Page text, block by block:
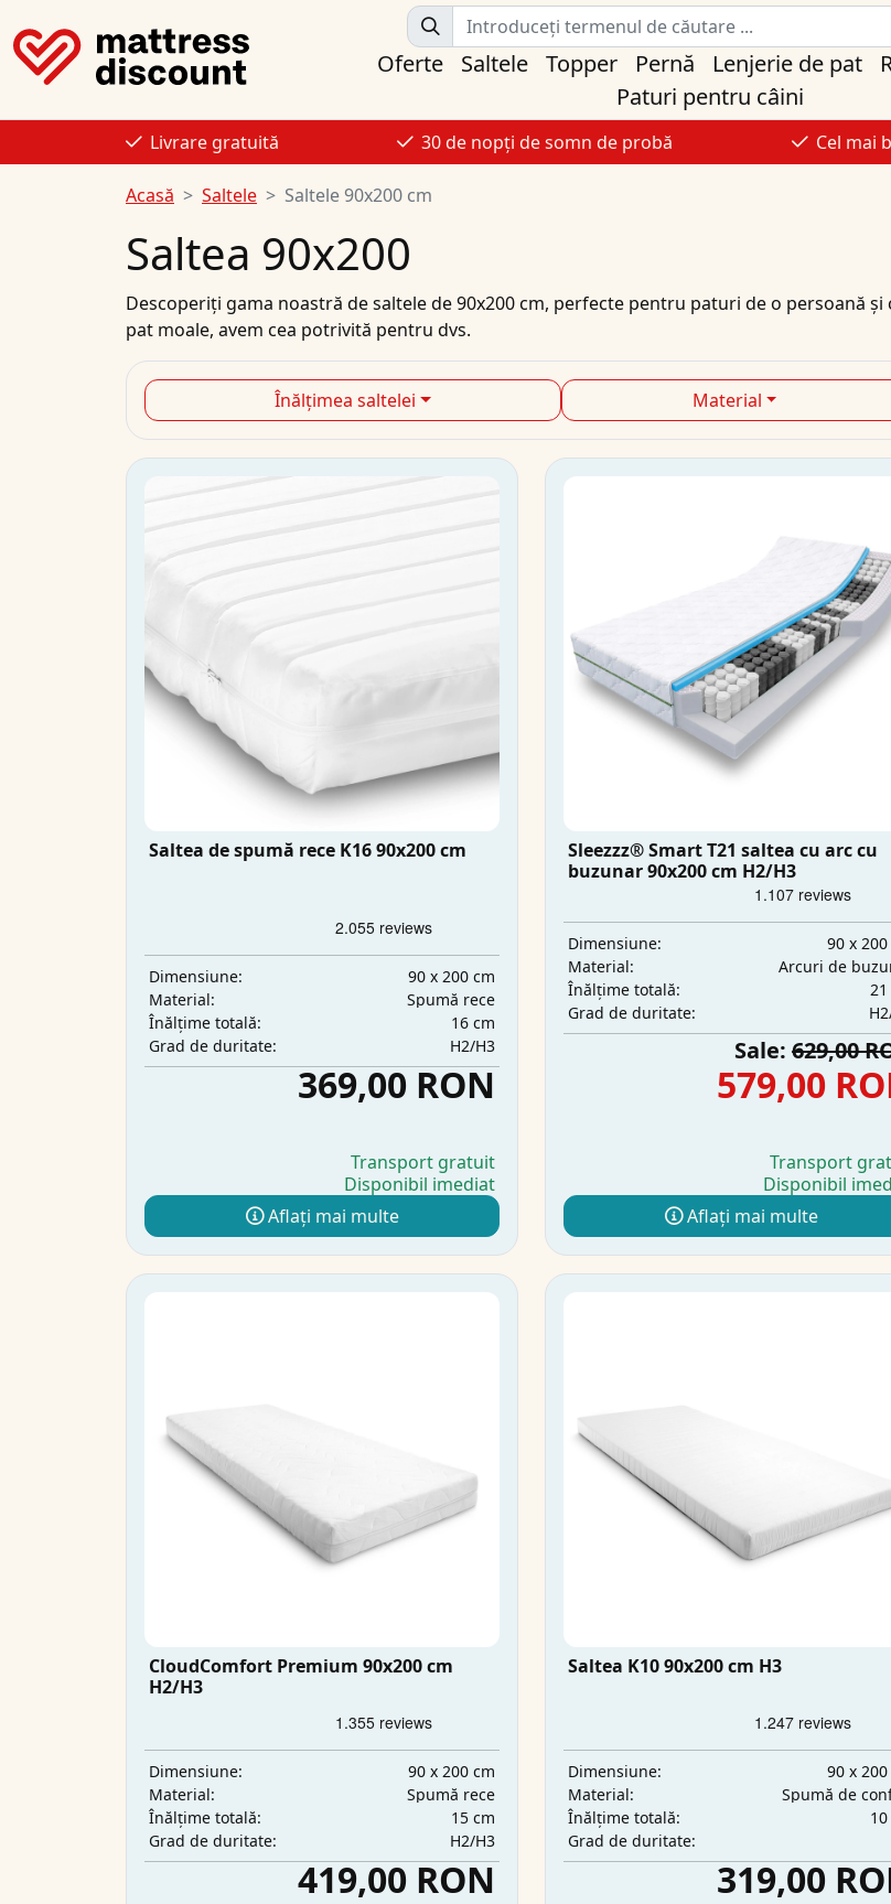
Oferte Saltele Topper Pernă Lenjerie de pat
Paturi pentru câini
Livrare gratuită 30 de nopți de somn de probă Cel mai
Acasă Saltele Saltele 90x200 cm
Saltea 90x200
Descoperiți gama noastră desaltele de 90x200 cm, perfecte pentru paturi de o persoană
pat moale, avem cea potrivită pentru dvs.
Înălțimea saltelei Material
Saltea de spumă rece K16 90x200 cm
Dimensiune:
90 x 200 cm
Material:
Spumă rece
Înălțime totală:
16 cm
Grad de duritate:
H2/H3
369,00 RON
Transport gratuit
Disponibil imediat
Aflați mai multe
Sleezzz® Smart T21 saltea cu arc cu
buzunar 90x200 cm H2/H3
Dimensiune:
90 x
Material:
Arcuri de
Înălțime totală:
Grad de duritate:
Sale: 629,00
579,00
Transport
Disponibil
Aflați mai multe
CloudComfort Premium 90x200 cm
H2/H3
Dimensiune:
90 x 200 cm
Material:
Spumă rece
Înălțime totală:
15 cm
Grad de duritate:
H2/H3
419,00 RON
Saltea K10 90x200 cm H3
Dimensiune:
90 x
Material:
Spumă de
Înălțime totală:
Grad de duritate:
319,00